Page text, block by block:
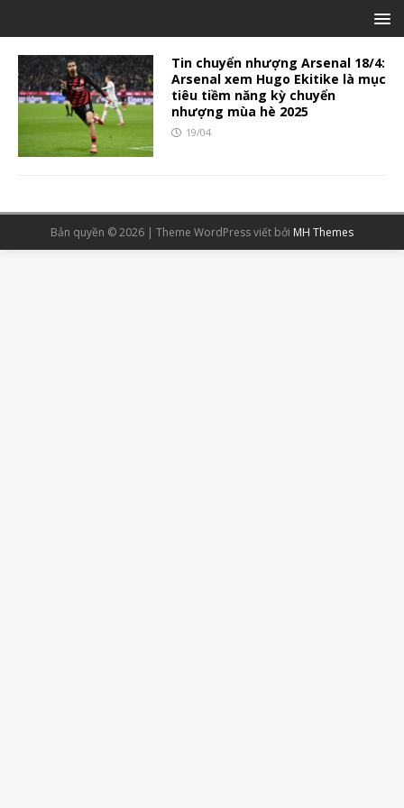
Tin chuyển nhượng Arsenal 18/4:
Arsenal xem Hugo Ekitike là mục
tiêu tiềm năng kỳ chuyển
nhượng mùa hè 2025
19/04
Bản quyền © 2026 | Theme WordPress viết bởi MH Themes